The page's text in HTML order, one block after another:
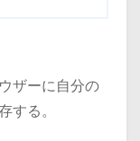
ザーに自分の
る。